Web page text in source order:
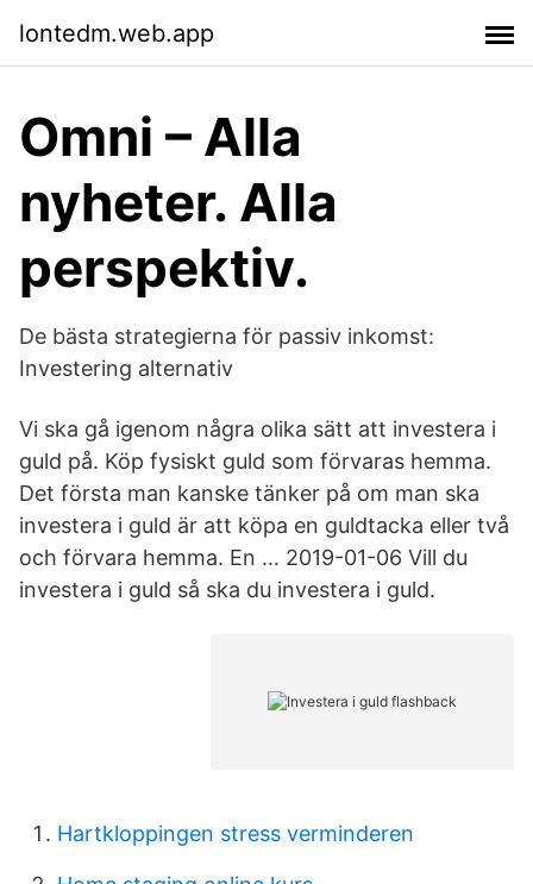
lontedm.web.app
Omni – Alla
nyheter. Alla
perspektiv.
De bästa strategierna för passiv inkomst:
Investering alternativ
Vi ska gå igenom några olika sätt att investera i
guld på. Köp fysiskt guld som förvaras hemma.
Det första man kanske tänker på om man ska
investera i guld är att köpa en guldtacka eller två
och förvara hemma. En … 2019-01-06 Vill du
investera i guld så ska du investera i guld.
Hartkloppingen stress verminderen